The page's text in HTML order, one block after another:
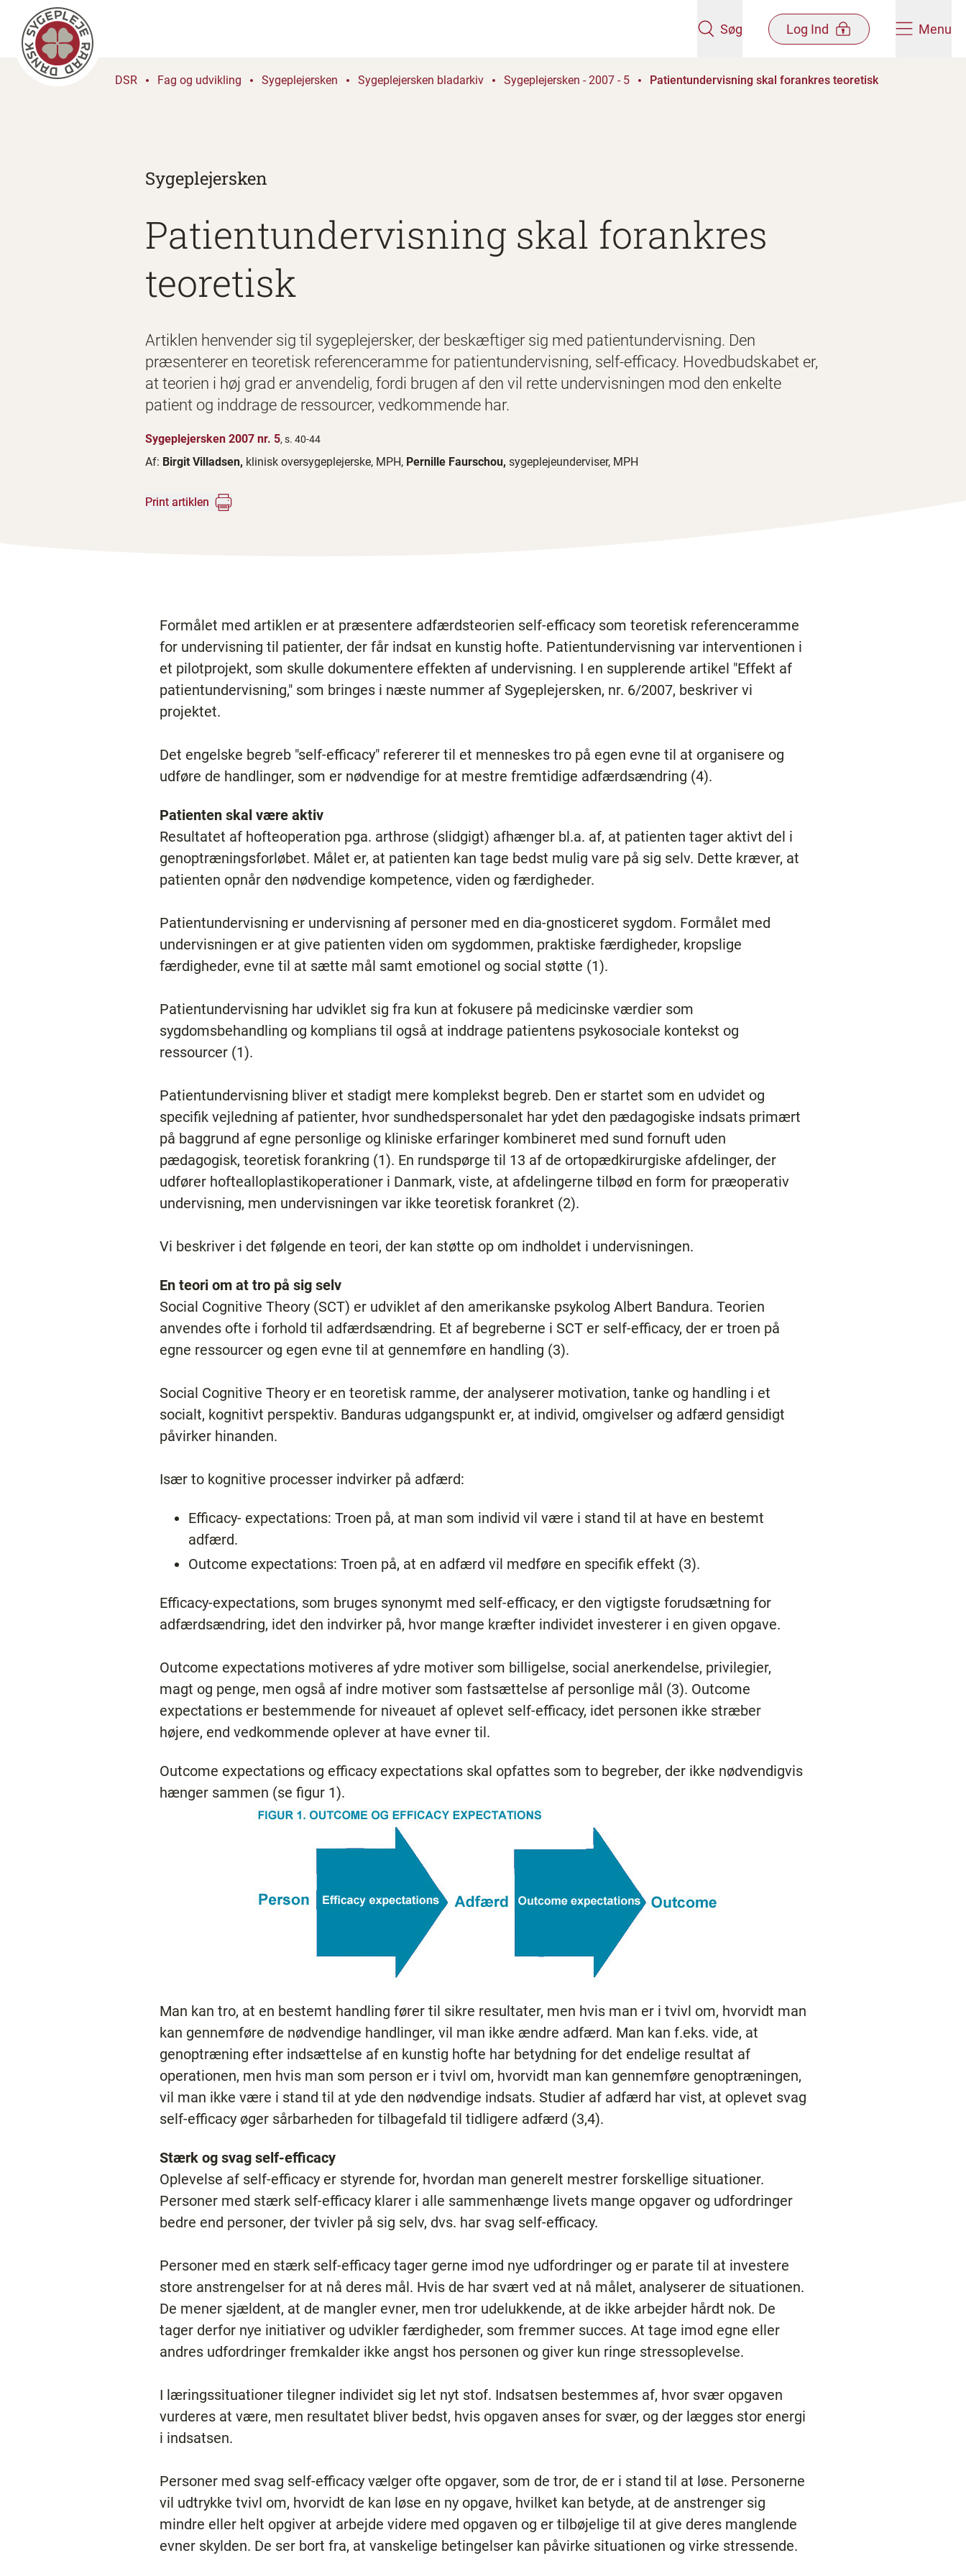
Søg Log Ind Menu
DSR Fag og udvikling Sygeplejersken Sygeplejersken bladarkiv Sygeplejersken - 2007 - 5 Patientundervisning skal forankres teoretisk
Sygeplejersken
Patientundervisning skal forankres
teoretisk
Artiklen henvender sig til sygeplejersker, der beskæftiger sig med patientundervisning. Den
præsenterer en teoretisk referenceramme for patientundervisning, self-efficacy. Hovedbudskabet er,
at teorien i høj grad er anvendelig, fordi brugen af den vil rette undervisningen mod den enkelte
patient og inddrage de ressourcer, vedkommende har.
Sygeplejersken 2007 nr. 5, s. 40-44
Af: Birgit Villadsen, klinisk oversygeplejerske, MPH, Pernille Faurschou, sygeplejeunderviser, MPH
Print artiklen
Formålet med artiklen er at præsentere adfærdsteorien self-efficacy som teoretisk referenceramme
for undervisning til patienter, der får indsat en kunstig hofte. Patientundervisning var interventionen i
et pilotprojekt, som skulle dokumentere effekten af undervisning. I en supplerende artikel "Effekt af
patientundervisning," som bringes i næste nummer af Sygeplejersken, nr. 6/2007, beskriver vi
projektet.
Det engelske begreb "self-efficacy" refererer til et menneskes tro på egen evne til at organisere og
udføre de handlinger, som er nødvendige for at mestre fremtidige adfærdsændring (4).
Patienten skal være aktiv
Resultatet af hofteoperation pga. arthrose (slidgigt) afhænger bl.a. af, at patienten tager aktivt del i
genoptræningsforløbet. Målet er, at patienten kan tage bedst mulig vare på sig selv. Dette kræver, at
patienten opnår den nødvendige kompetence, viden og færdigheder.
Patientundervisning er undervisning af personer med en dia-gnosticeret sygdom. Formålet med
undervisningen er at give patienten viden om sygdommen, praktiske færdigheder, kropslige
færdigheder, evne til at sætte mål samt emotionel og social støtte (1).
Patientundervisning har udviklet sig fra kun at fokusere på medicinske værdier som
sygdomsbehandling og komplians til også at inddrage patientens psykosociale kontekst og
ressourcer (1).
Patientundervisning bliver et stadigt mere komplekst begreb. Den er startet som en udvidet og
specifik vejledning af patienter, hvor sundhedspersonalet har ydet den pædagogiske indsats primært
på baggrund af egne personlige og kliniske erfaringer kombineret med sund fornuft uden
pædagogisk, teoretisk forankring (1). En rundspørge til 13 af de ortopædkirurgiske afdelinger, der
udfører hoftealloplastikoperationer i Danmark, viste, at afdelingerne tilbød en form for præoperativ
undervisning, men undervisningen var ikke teoretisk forankret (2).
Vi beskriver i det følgende en teori, der kan støtte op om indholdet i undervisningen.
En teori om at tro på sig selv
Social Cognitive Theory (SCT) er udviklet af den amerikanske psykolog Albert Bandura. Teorien
anvendes ofte i forhold til adfærdsændring. Et af begreberne i SCT er self-efficacy, der er troen på
egne ressourcer og egen evne til at gennemføre en handling (3).
Social Cognitive Theory er en teoretisk ramme, der analyserer motivation, tanke og handling i et
socialt, kognitivt perspektiv. Banduras udgangspunkt er, at individ, omgivelser og adfærd gensidigt
påvirker hinanden.
Især to kognitive processer indvirker på adfærd:
Efficacy- expectations: Troen på, at man som individ vil være i stand til at have en bestemt
adfærd.
Outcome expectations: Troen på, at en adfærd vil medføre en specifik effekt (3).
Efficacy-expectations, som bruges synonymt med self-efficacy, er den vigtigste forudsætning for
adfærdsændring, idet den indvirker på, hvor mange kræfter individet investerer i en given opgave.
Outcome expectations motiveres af ydre motiver som billigelse, social anerkendelse, privilegier,
magt og penge, men også af indre motiver som fastsættelse af personlige mål (3). Outcome
expectations er bestemmende for niveauet af oplevet self-efficacy, idet personen ikke stræber
højere, end vedkommende oplever at have evner til.
Outcome expectations og efficacy expectations skal opfattes som to begreber, der ikke nødvendigvis
hænger sammen (se figur 1).
Man kan tro, at en bestemt handling fører til sikre resultater, men hvis man er i tvivl om, hvorvidt man
kan gennemføre de nødvendige handlinger, vil man ikke ændre adfærd. Man kan f.eks. vide, at
genoptræning efter indsættelse af en kunstig hofte har betydning for det endelige resultat af
operationen, men hvis man som person er i tvivl om, hvorvidt man kan gennemføre genoptræningen,
vil man ikke være i stand til at yde den nødvendige indsats. Studier af adfærd har vist, at oplevet svag
self-efficacy øger sårbarheden for tilbagefald til tidligere adfærd (3,4).
Stærk og svag self-efficacy
Oplevelse af self-efficacy er styrende for, hvordan man generelt mestrer forskellige situationer.
Personer med stærk self-efficacy klarer i alle sammenhænge livets mange opgaver og udfordringer
bedre end personer, der tvivler på sig selv, dvs. har svag self-efficacy.
Personer med en stærk self-efficacy tager gerne imod nye udfordringer og er parate til at investere
store anstrengelser for at nå deres mål. Hvis de har svært ved at nå målet, analyserer de situationen.
De mener sjældent, at de mangler evner, men tror udelukkende, at de ikke arbejder hårdt nok. De
tager derfor nye initiativer og udvikler færdigheder, som fremmer succes. At tage imod egne eller
andres udfordringer fremkalder ikke angst hos personen og giver kun ringe stressoplevelse.
I læringssituationer tilegner individet sig let nyt stof. Indsatsen bestemmes af, hvor svær opgaven
vurderes at være, men resultatet bliver bedst, hvis opgaven anses for svær, og der lægges stor energi
i indsatsen.
Personer med svag self-efficacy vælger ofte opgaver, som de tror, de er i stand til at løse. Personerne
vil udtrykke tvivl om, hvorvidt de kan løse en ny opgave, hvilket kan betyde, at de anstrenger sig
mindre eller helt opgiver at arbejde videre med opgaven og er tilbøjelige til at give deres manglende
evner skylden. De ser bort fra, at vanskelige betingelser kan påvirke situationen og virke stressende.